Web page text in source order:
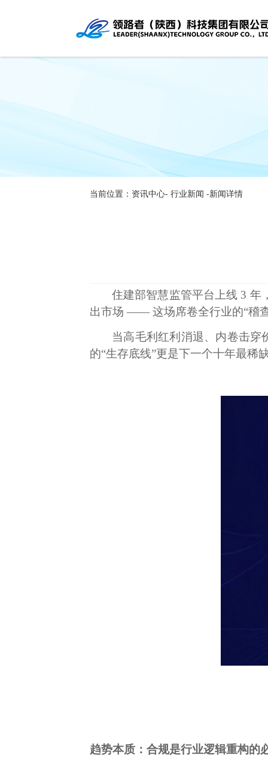
当前位置：资讯中心- 行业新闻 -新闻详情
住建部智慧监管平台上线 3 年
出市场 —— 这场席卷全行业的“稽
当高毛利红利消退、内卷击穿
的“生存底线”更是下一个十年最稀
趋势本质：合规是行业逻辑重构的